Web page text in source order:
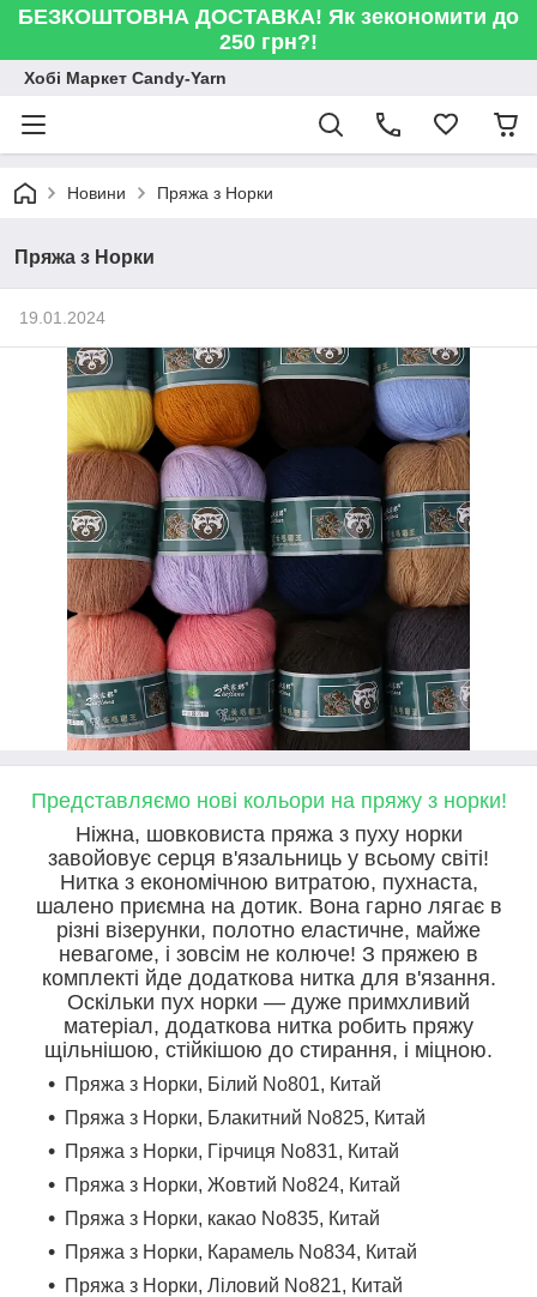
БЕЗКОШТОВНА ДОСТАВКА! Як зекономити до
250 грн?!
Хобі Маркет Candy-Yarn
Новини Пряжа з Норки
Пряжа з Норки
19.01.2024
Представляємо нові кольори на пряжу з норки!
Ніжна, шовковиста пряжа з пуху норки
завойовує серця в'язальниць у всьому світі!
Нитка з економічною витратою, пухнаста,
шалено приємна на дотик. Вона гарно лягає в
різні візерунки, полотно еластичне, майже
невагоме, і зовсім не колюче! З пряжею в
комплекті йде додаткова нитка для в'язання.
Оскільки пух норки — дуже примхливий
матеріал, додаткова нитка робить пряжу
щільнішою, стійкішою до стирання, і міцною.
Пряжа з Норки, Білий No801, Китай
Пряжа з Норки, Блакитний No825, Китай
Пряжа з Норки, Гірчиця No831, Китай
Пряжа з Норки, Жовтий No824, Китай
Пряжа з Норки, какао No835, Китай
Пряжа з Норки, Карамель No834, Китай
Пряжа з Норки, Ліловий No821, Китай